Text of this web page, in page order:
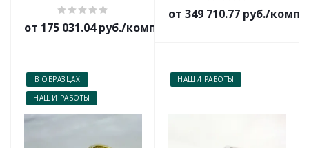
от 175 031.04 руб./комплект
от 349 710.77 руб./
В ОБРАЗЦАХ
НАШИ РАБОТЫ
НАШИ РАБОТЫ